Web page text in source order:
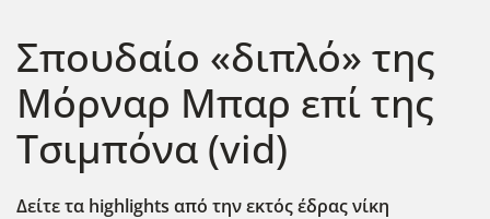
Σπουδαίο «διπλό» της
Μόρναρ Μπαρ επί της
Τσιμπόνα (vid)
Δείτε τα highlights από την εκτός έδρας νίκη